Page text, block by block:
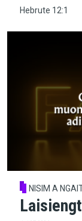
Hebrute 12:1
NISIM A